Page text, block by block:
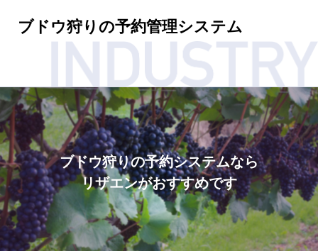
ブドウ狩りの予約管理システム
ブドウ狩りの予約システムなら
リザエンがおすすめです